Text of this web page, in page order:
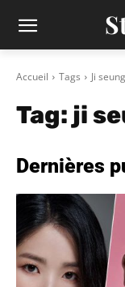
Accueil Tags Ji
Tag: ji
Dernières